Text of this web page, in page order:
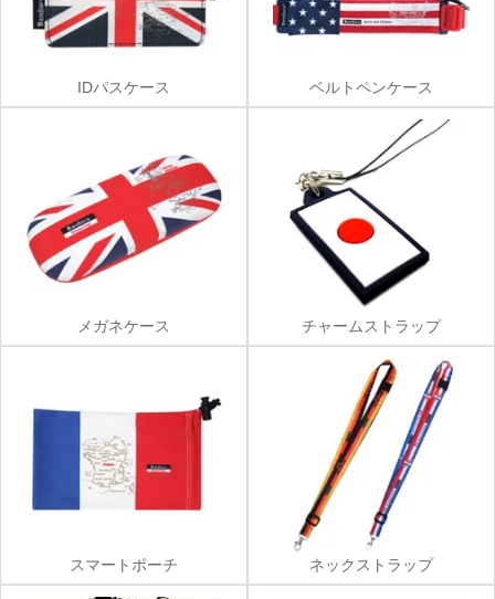
IDパスケース ベルトペンケース
メガネケース チャームストラップ
スマートポーチ ネックストラップ